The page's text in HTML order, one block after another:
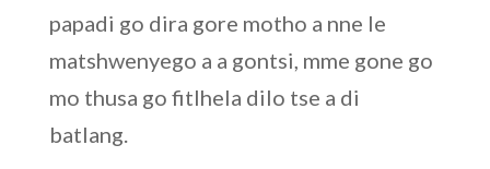
papadi go dira gore motho a nne le
matshwenyego a a gontsi, mme gone go
mo thusa go fitlhela dilo tse a di
batlang.